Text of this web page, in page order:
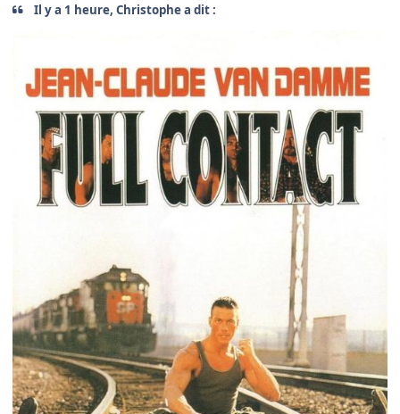
Il y a 1 heure, Christophe a dit :